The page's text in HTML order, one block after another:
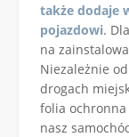
także dodaje
pojazdowi.
na
Niezależnie
drogach
folia ochronna
nasz